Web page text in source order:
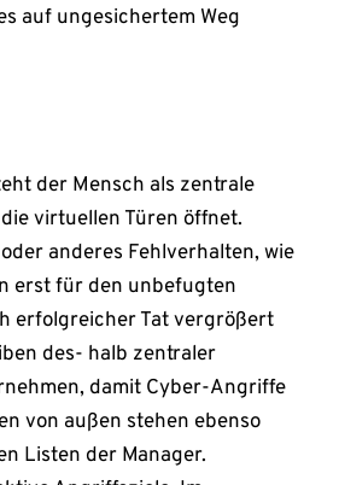
auf ungesichertem Weg
der Mensch als zentrale
virtuellen Türen öffnet.
anderes Fehlverhalten, wie
erst für den unbefugten
erfolgreicher Tat vergrößert
des- halb zentraler
damit Cyber-Angriffe
von außen stehen ebenso
Listen der Manager.